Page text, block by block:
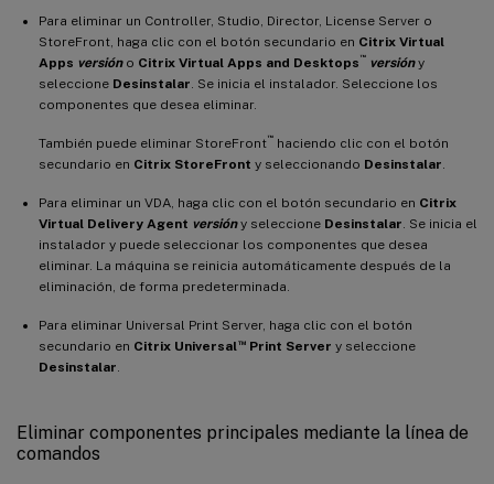
Para eliminar un Controller, Studio, Director, License Server o
StoreFront, haga clic con el botón secundario en Citrix Virtual
Apps versióno Citrix Virtual Apps and Desktops ™ versióny
seleccione Desinstalar . Se inicia el instalador. Seleccione los
componentes que desea eliminar.
También puede eliminar StoreFront™
haciendo clic con el botón
secundario en Citrix StoreFront y seleccionando Desinstalar
Para eliminar un VDA, haga clic con el botón secundario en Citrix
Virtual Delivery Agent versióny seleccione Desinstalar . Se inicia el
instalador y puede seleccionar los componentes que desea
eliminar. La máquina se reinicia automáticamente después de la
eliminación, de forma predeterminada.
Para eliminar Universal Print Server, haga clic con el botón
secundario en Citrix Universal ™Print Server y seleccione
Desinstalar
Eliminar componentes principales mediante la línea de
comandos